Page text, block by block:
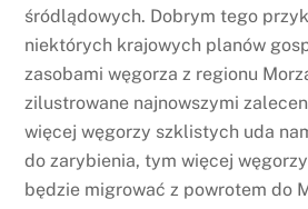
śródlądowych. Dobrym tego
niektórych krajowych planów
zasobami węgorza z regionu
zilustrowane najnowszymi
więcej węgorzy szklistych uda
do zarybienia, tym więcej
będzie migrować z powrotem do